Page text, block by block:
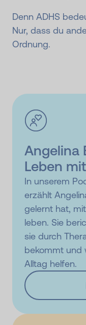
Denn ADHS
Nur, dass du
Ordnung.
Angelina
Leben
In unserem
erzählt
gelernt hat,
leben. Sie
sie durch
bekommt und
Alltag helfen.